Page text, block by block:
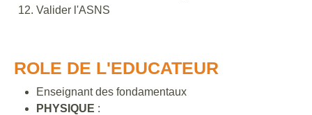
Valider l'ASNS
ROLE DE L'EDUCATEUR
Enseignant des fondamentaux
PHYSIQUE :